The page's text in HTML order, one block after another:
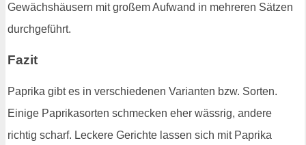
Gewächshäusern mit großem Aufwand in mehreren Sätzen
durchgeführt.
Fazit
Paprika gibt es in verschiedenen Varianten bzw. Sorten.
Einige Paprikasorten schmecken eher wässrig, andere
richtig scharf. Leckere Gerichte lassen sich mit Paprika